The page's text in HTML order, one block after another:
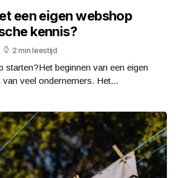
een eigen webshop
kennis?
2 min leestijd
starten?Het beginnen van een eigen
veel ondernemers. Het...